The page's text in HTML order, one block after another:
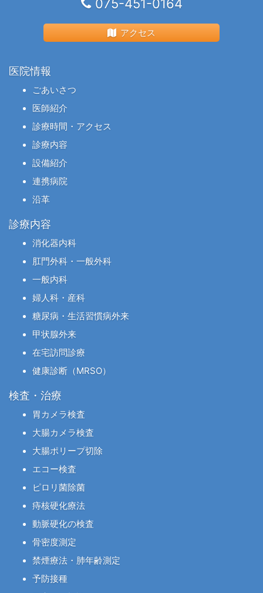
075-451-0164
アクセス
医院情報
ごあいさつ
医師紹介
診療時間・アクセス
診療内容
設備紹介
連携病院
沿革
診療内容
消化器内科
肛門外科・一般外科
一般内科
婦人科・産科
糖尿病・生活習慣病外来
甲状腺外来
在宅訪問診療
健康診断（MRSO）
検査・治療
胃カメラ検査
大腸カメラ検査
大腸ポリープ切除
エコー検査
ピロリ菌除菌
痔核硬化療法
動脈硬化の検査
骨密度測定
禁煙療法・肺年齢測定
予防接種